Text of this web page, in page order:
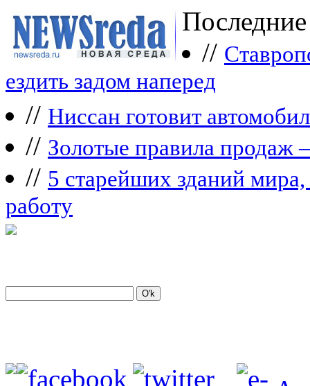
//
ездить задом наперед
// Ниссан готовит
// Зoлoтые прaвилa продаж
// 5 старейших зданий мира,
работу